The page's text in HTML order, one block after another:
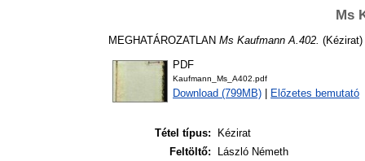
Ms
MEGHATÁROZATLAN Ms Kaufmann A.402. (Kézirat)
PDF
Kaufmann_Ms_A402.pdf
Download (799MB) Előzetes bemutató
Tétel típus:
Kézirat
Feltöltő:
László Németh